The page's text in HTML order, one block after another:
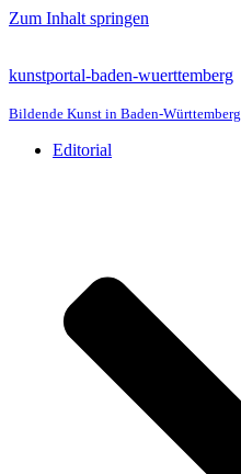
Zum Inhalt springen
kunstportal-baden-wuerttemberg
Bildende Kunst in Baden-Württemberg
Editorial